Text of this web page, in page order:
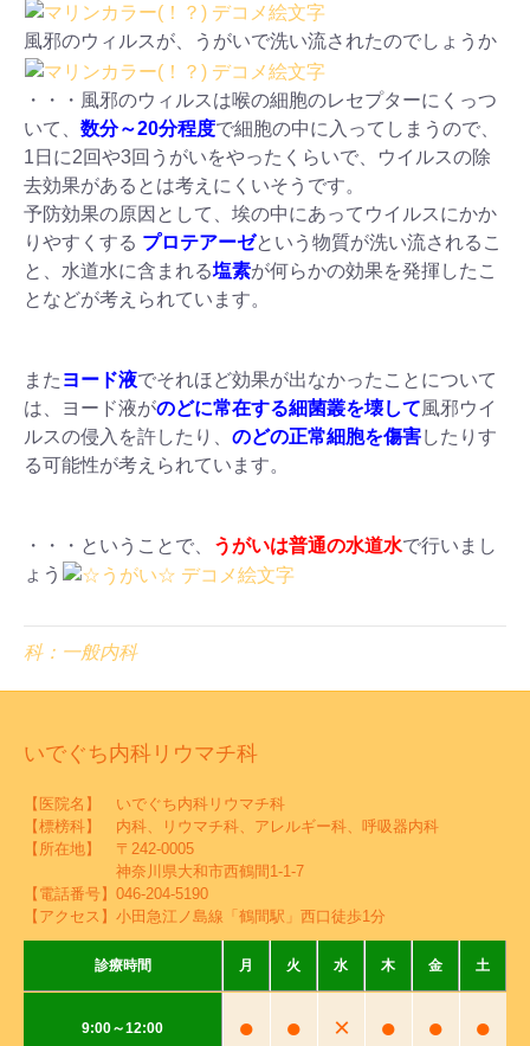
風邪のウィルスが、うがいで洗い流されたのでしょうか
・・・風邪のウィルスは喉の細胞のレセプターにくっつ
いて、 数分～20分程度で細胞の中に入ってしまうので、
1日に2回や3回うがいをやったくらいで、ウイルスの除
去効果があるとは考えにくいそうです。
予防効果の原因として、埃の中にあってウイルスにかか
りやすくする プロテアーゼという物質が洗い流されるこ
と、水道水に含まれる塩素が何らかの効果を発揮したこ
となどが考えられています。
また ヨード液でそれほど効果が出なかったことについて
は、ヨード液がのどに常在する細菌叢を壊して風邪ウイ
ルスの侵入を許したり、 のどの正常細胞を傷害したりす
る可能性が考えられています。
・・・ということで、 うがいは普通の水道水で行いまし
ょう
科：一般内科
いでぐち内科リウマチ科
【医院名】 いでぐち内科リウマチ科
【標榜科】 内科、リウマチ科、アレルギー科、呼吸器内科
【所在地】 〒242-0005
神奈川県大和市西鶴間1-1-7
【電話番号】 046-204-5190
【アクセス】小田急江ノ島線「鶴間駅」西口徒歩1分
診療時間 月 火 水 木 金 土
9:00～12:00 ● ● × ● ● ●